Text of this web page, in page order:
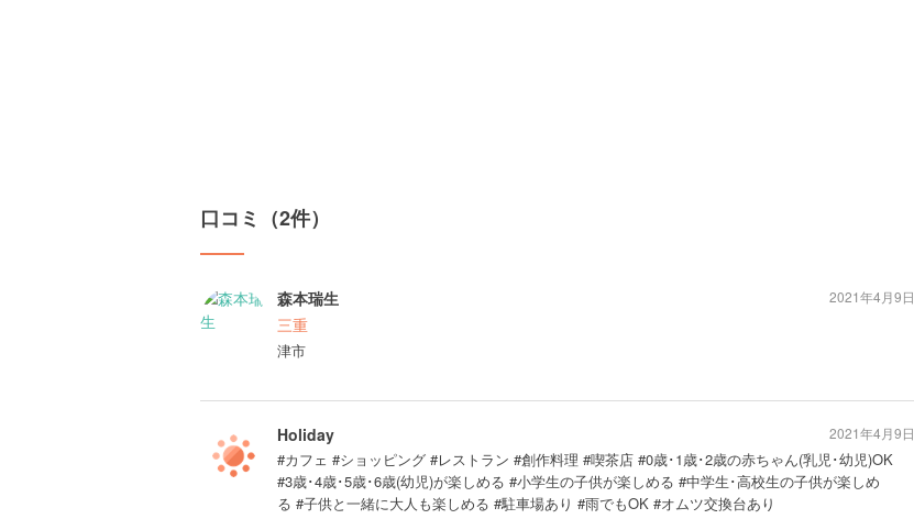
口コミ（2件）
森本瑞生
三重
津市
2021年4月9日
Holiday
#カフェ #ショッピング #レストラン #創作料理 #喫茶店 #0歳･1歳･2歳の赤ちゃん(乳児･幼児)OK
#3歳･4歳･5歳･6歳(幼児)が楽しめる #小学生の子供が楽しめる #中学生･高校生の子供が楽しめ
る #子供と一緒に大人も楽しめる #駐車場あり #雨でもOK #オムツ交換台あり
2021年4月9日